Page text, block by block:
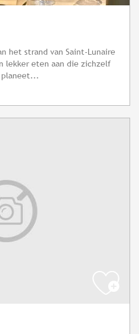
het strand van Saint-Lunaire
lekker eten aan die zichzelf
planeet...